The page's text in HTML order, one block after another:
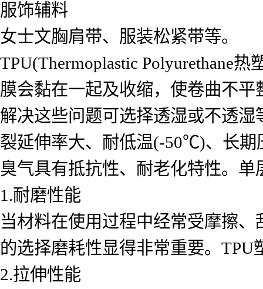
服饰辅料
女士文胸肩带、服装松紧带等。
TPU(Thermoplastic Polyurethane
膜会黏在一起及收缩，使卷曲不
解决这些问题可选择透湿或不透
裂延伸率大、耐低温(-50℃)、长期
臭气具有抵抗性、耐老化特性。单
1.耐磨性能
当材料在使用过程中经常受摩擦
的选择磨耗性显得非常重要。
2.拉伸性能